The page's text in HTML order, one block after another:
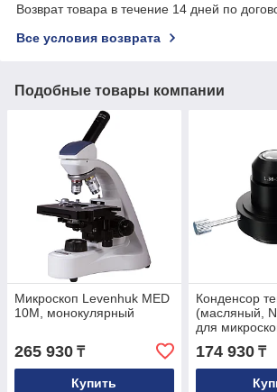
Возврат товара в течение 14 дней по
Все условия возврата
Подобные товары компании
Микроскоп Levenhuk MED
10M, монокулярный
265 930 ₸
Купить
Конденсор
(масляный,
для
Levenhuk MED
30/35/40/45
174 930₸